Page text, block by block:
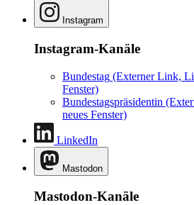
Instagram
Instagram-Kanäle
Bundestag (Externer Link,
Fenster)
Bundestagspräsidentin
neues Fenster)
LinkedIn
Mastodon
Mastodon-Kanäle